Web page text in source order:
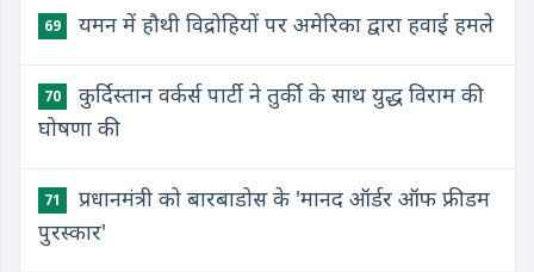
69 ​यमन में हौथी विद्रोहियों पर अमेरिका द्वारा हवाई हमले
70
​कुर्दिस्तान वर्कर्स पार्टी ने तुर्की के साथ युद्ध विराम की
घोषणा की
71
प्रधानमंत्री को बारबाडोस के 'मानद ऑर्डर ऑफ फ्रीडम
पुरस्कार'